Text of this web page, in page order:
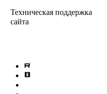
Техническая поддержка
сайта